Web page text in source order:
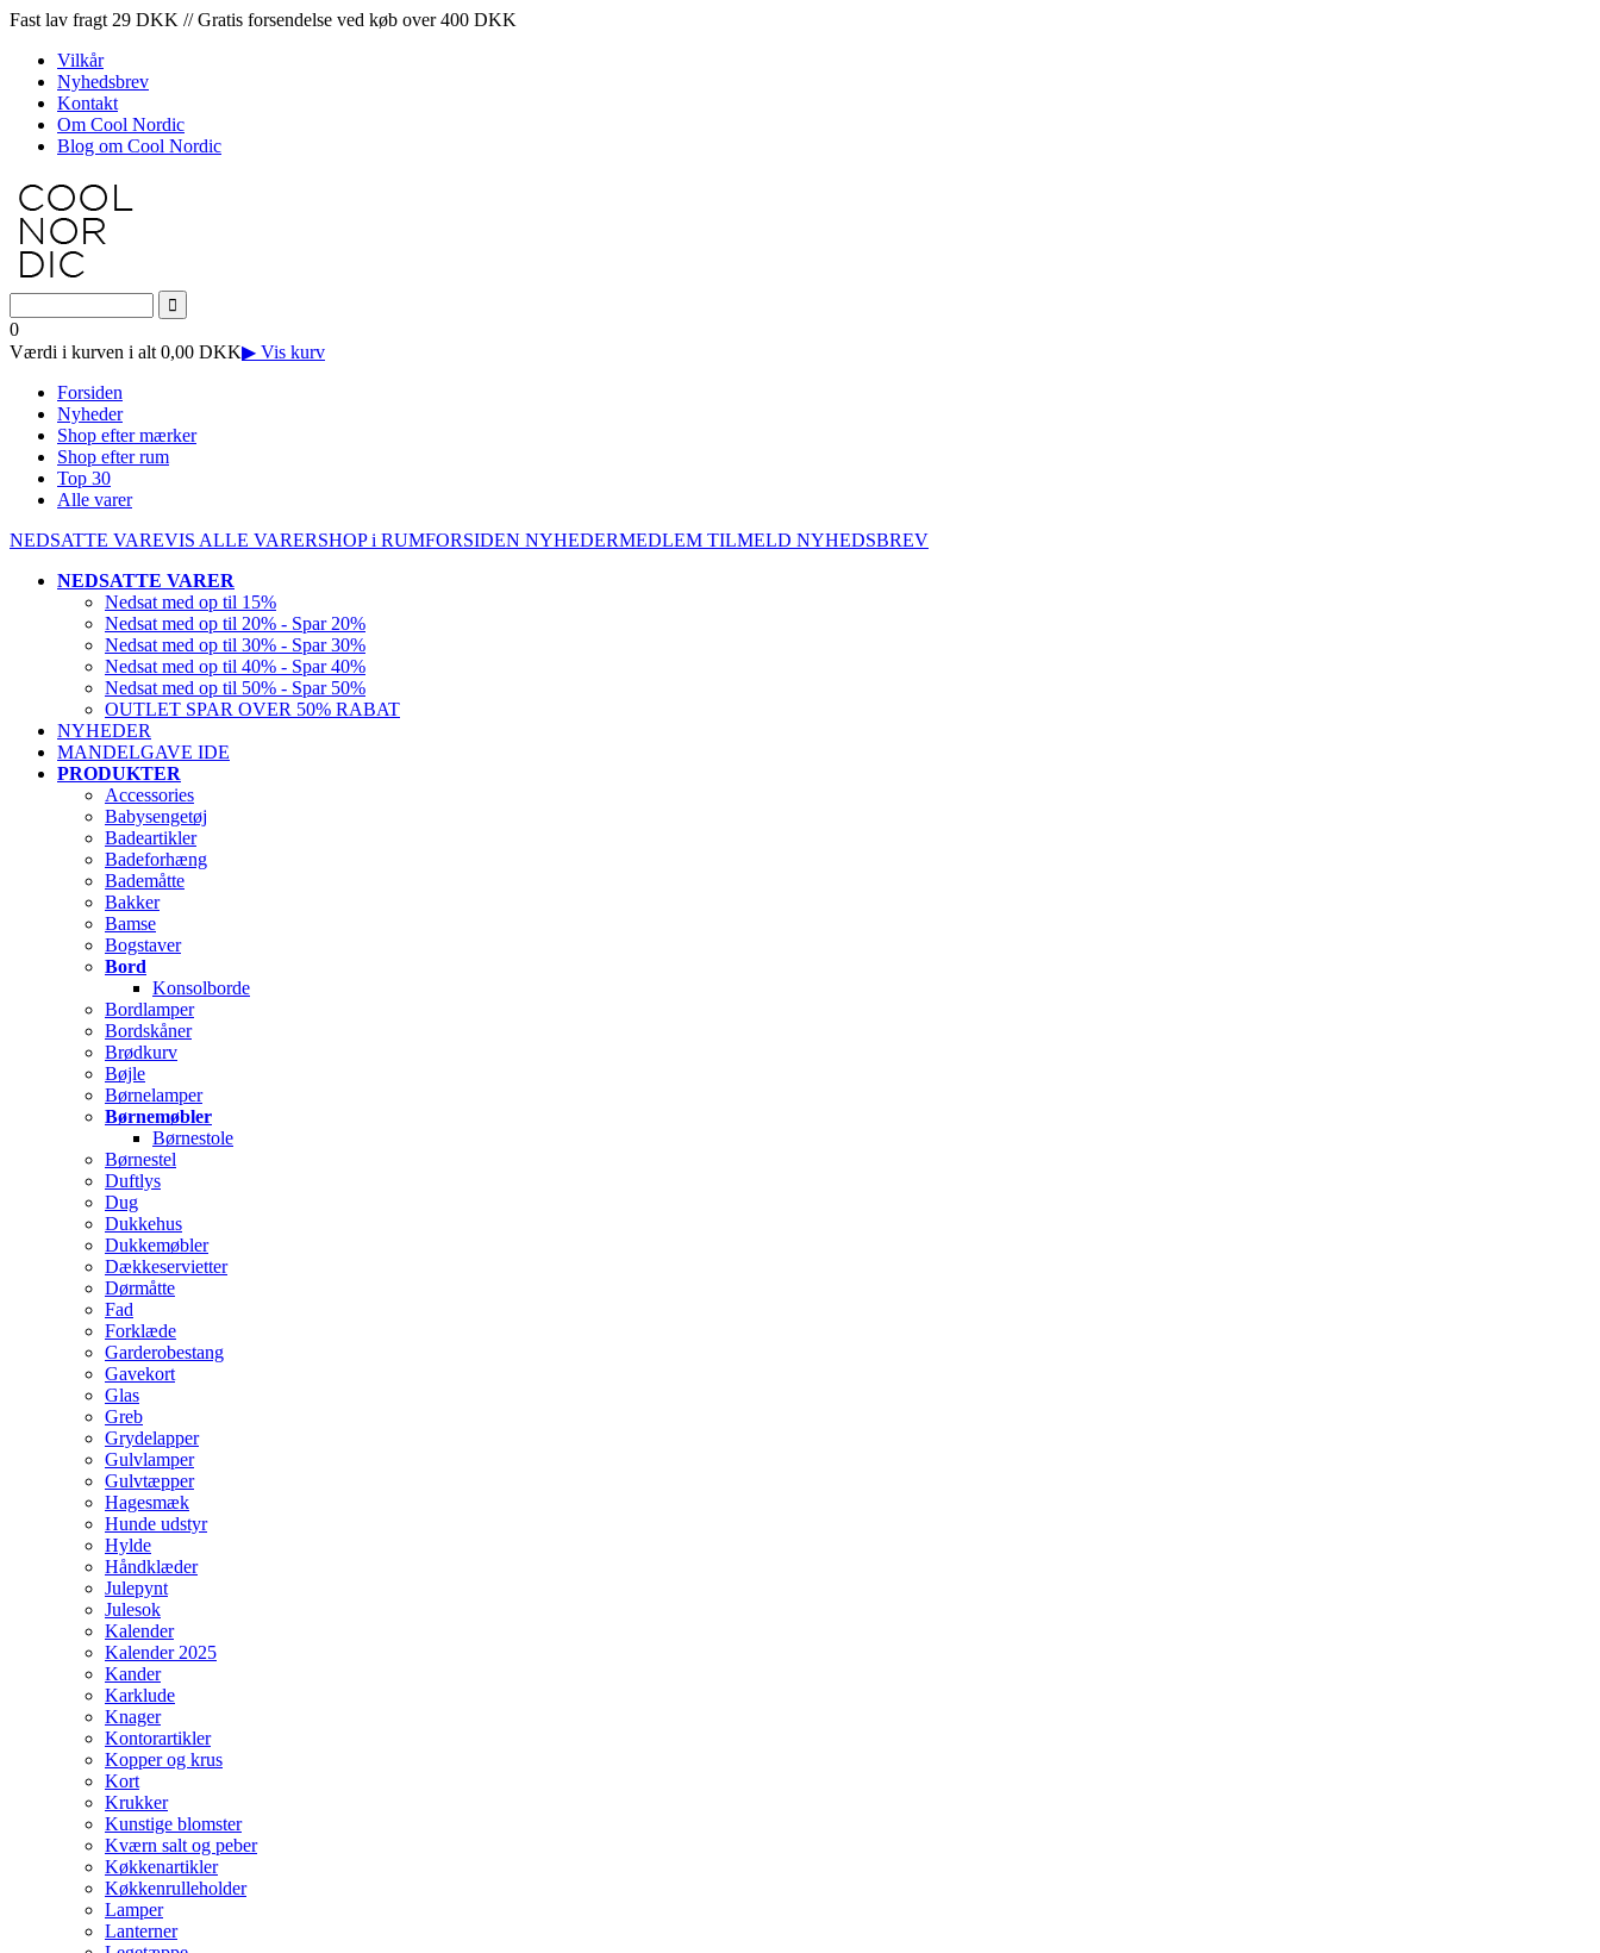
Fast lav fragt 29 DKK // Gratis forsendelse ved køb over 400 DKK
Vilkår
Nyhedsbrev
Kontakt
Om Cool Nordic
Blog om Cool Nordic
0
Værdi i kurven i alt 0,00 DKK▶ Vis kurv
Forsiden
Nyheder
Shop efter mærker
Shop efter rum
Top 30
Alle varer
NEDSATTE VAREVIS ALLE VARERSHOP i RUMFORSIDEN NYHEDERMEDLEM TILMELD NYHEDSBREV
NEDSATTE VARER
Nedsat med op til 15%
Nedsat med op til 20% - Spar 20%
Nedsat med op til 30% - Spar 30%
Nedsat med op til 40% - Spar 40%
Nedsat med op til 50% - Spar 50%
OUTLET SPAR OVER 50% RABAT
NYHEDER
MANDELGAVE IDE
PRODUKTER
Accessories
Babysengetøj
Badeartikler
Badeforhæng
Bademåtte
Bakker
Bamse
Bogstaver
Bord
Konsolborde
Bordlamper
Bordskåner
Brødkurv
Bøjle
Børnelamper
Børnemøbler
Børnestole
Børnestel
Duftlys
Dug
Dukkehus
Dukkemøbler
Dækkeservietter
Dørmåtte
Fad
Forklæde
Garderobestang
Gavekort
Glas
Greb
Grydelapper
Gulvlamper
Gulvtæpper
Hagesmæk
Hunde udstyr
Hylde
Håndklæder
Julepynt
Julesok
Kalender
Kalender 2025
Kander
Karklude
Knager
Kontorartikler
Kopper og krus
Kort
Krukker
Kunstige blomster
Kværn salt og peber
Køkkenartikler
Køkkenrulleholder
Lamper
Lanterner